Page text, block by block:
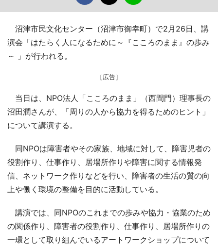
沼津市民文化センター（沼津市御幸町）で2月26日、講
演会「はたらく人になるために～『こころのまま』の歩み
～ 」が行われる。
［広告］
当日は、NPO法人「こころのまま」（西間門）理事長の
沼田潤さんが、「周りの人から協力を得るためのヒント」
について講演する。
同NPOは障害者やその家族、地域に対して、障害児者の
役割作り、仕事作り、居場所作りや障害に関する情報発
信、ネットワーク作りなどを行い、障害者の生活の質の向
上や働く環境の整備を目的に活動している。
講演では、同NPOのこれまでの歩みや協力・協業のため
の関係作り、障害者の役割作り、仕事作り、居場所作りの
一環として取り組んでいるアートワークショップについて